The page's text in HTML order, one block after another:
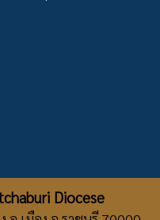
Diocese